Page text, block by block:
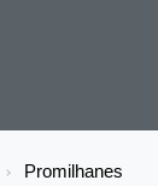
Promilhanes